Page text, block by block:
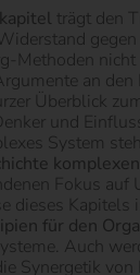
trägt den
Methoden
an
Überblick
und
System
Fokus
dieses
für den
Auch
Synergetik